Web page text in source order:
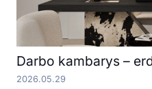
Darbo kambarys –
2026.05.29